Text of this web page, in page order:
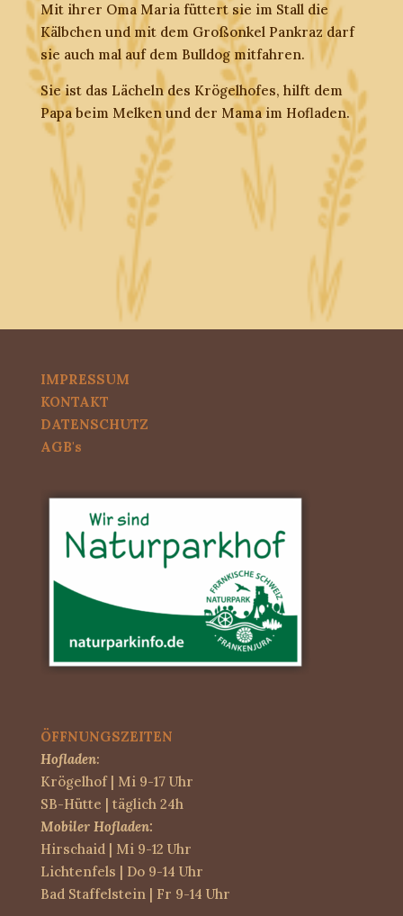
Mit ihrer Oma Maria füttert sie im Stall die
Kälbchen und mit dem Großonkel Pankraz darf
sie auch mal auf dem Bulldog mitfahren.
Sie ist das Lächeln des Krögelhofes, hilft dem
Papa beim Melken und der Mama im Hofladen.
IMPRESSUM
KONTAKT
DATENSCHUTZ
AGB's
ÖFFNUNGSZEITEN
Hofladen:
Krögelhof | Mi 9-17 Uhr
SB-Hütte | täglich 24h
Mobiler Hofladen:
Hirschaid | Mi 9-12 Uhr
Lichtenfels | Do 9-14 Uhr
Bad Staffelstein | Fr 9-14 Uhr